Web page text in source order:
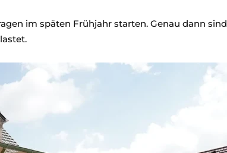
im späten Frühjahr starten. Genau dann sind